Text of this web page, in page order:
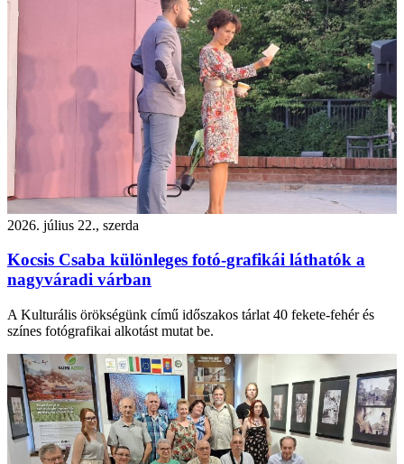
2026. július 22., szerda
Kocsis Csaba különleges fotó-grafikái láthatók a
nagyváradi várban
A Kulturális örökségünk című időszakos tárlat 40 fekete-fehér és
színes fotógrafikai alkotást mutat be.